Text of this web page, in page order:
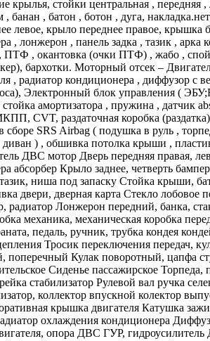
стойки центральная , передняя ,
, банан , батон , ботон , дуга,
левое, крыло переднее правое, крышка
, лонжерон , панель задка , тазик , арка
, ПТФ , окантовка (очки ПТФ) , жабо ,
бархотки. Моторный отсек –
, радиатор кондиционера , диффузор с
Электронный блок управления (
амортизатора , пружина , датчик
CVT, раздаточная коробка
SRS Airbag ( подушка в руль ,
) , обшивка потолка крыши ,
ДВС мотор Дверь передняя правая,
абсорбер Крыло заднее, четверть
ниша под запаску Стойка крыши,
двери, дверная карта Стекло лобовое
Лонжерон передний, банка,
механика, механическая коробка
педаль, ручник, трубка кондея
Тросик переключения передач,
Кулак поворотный, цапфа
Сиденье пассажирское Торпеда,
стабилизатор Рулевой вал ручка
коллектор впускной колектор
крышка двигателя Катушка
охлаждения кондиционера
опора ДВС ГУР,